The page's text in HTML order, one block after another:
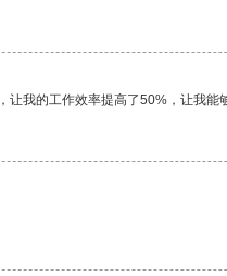
让我的工作效率提高了50%，让我能